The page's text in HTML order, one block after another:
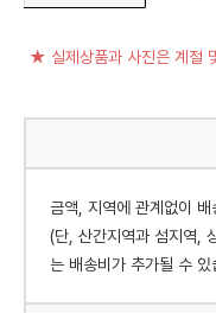
★ 실제상품과 사진은 계절
금액, 지역에 관계없이 배
(단, 산간지역과 섬지역,
는 배송비가 추가될 수 있